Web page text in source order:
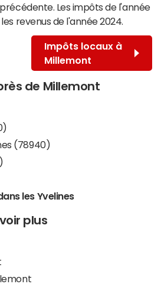
Les impôts de l'année
revenus de l'année 2024.
Impôts locaux à
Millemont
de Millemont
(78940)
les Yvelines
plus